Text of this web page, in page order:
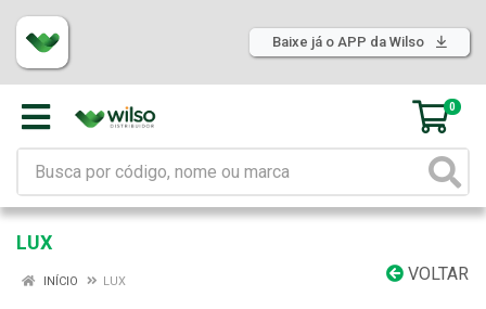
Baixe já o APP da Wilso
0
LUX
VOLTAR
INÍCIO LUX